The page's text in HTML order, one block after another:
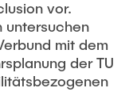
vor.
untersuchen
mit dem
der TU